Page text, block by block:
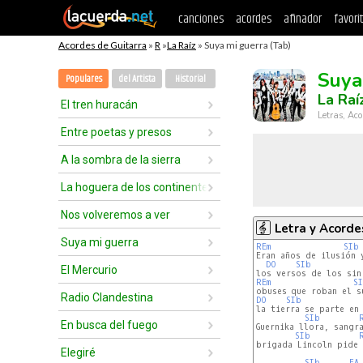
canciones acordes afinador
Acordes de Guitarra » R »La Raíz » Suya mi guerra (Tab)
Populares del Artista Historial
El tren huracán
Entre poetas y presos
A la sombra de la sierra
La hoguera de los continentes
Nos volveremos a ver
Suya mi guerra
El Mercurio
Radio Clandestina
En busca del fuego
Elegiré
La
Letras,
Letra y
REm SIb
Eran años de ilusión
DO
SIb
REm
DO
SIb
la tierra se parte en
SIb
Guernika llora,
SIb
brigada Lincoln pide